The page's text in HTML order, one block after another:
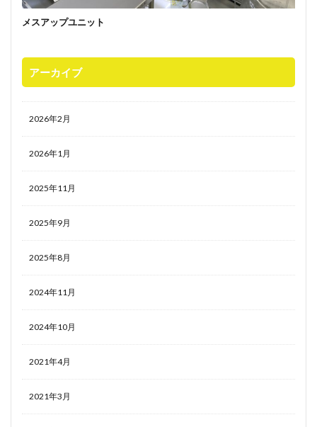
メスアップユニット
アーカイブ
2026年2月
2026年1月
2025年11月
2025年9月
2025年8月
2024年11月
2024年10月
2021年4月
2021年3月